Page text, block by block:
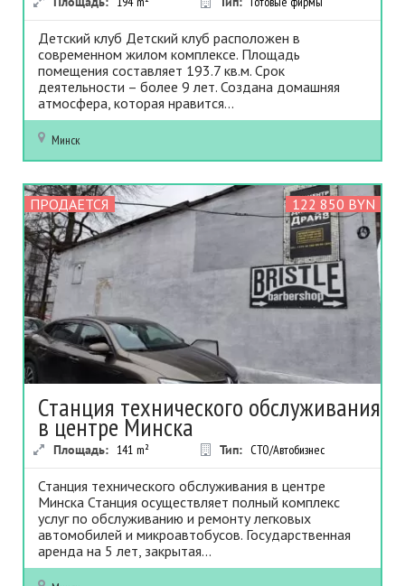
Детский клуб Детский клуб расположен в
современном жилом комплексе. Площадь
помещения составляет 193.7 кв.м. Срок
деятельности – более 9 лет. Создана домашняя
атмосфера, которая нравится...
Минск
ПРОДАЕТСЯ 122 850 BYN
Станция технического обслуживания
в центре Минска
Площадь: 141 m² Тип: СТО/Автобизнес
Станция технического обслуживания в центре
Минска Станция осуществляет полный комплекс
услуг по обслуживанию и ремонту легковых
автомобилей и микроавтобусов. Государственная
аренда на 5 лет, закрытая...